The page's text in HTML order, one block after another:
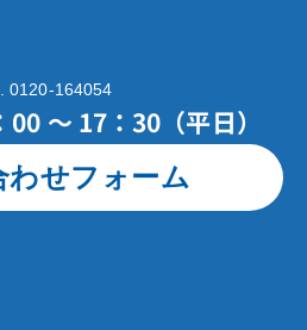
0120-164054
～ 17：30（平日）
わせフォーム